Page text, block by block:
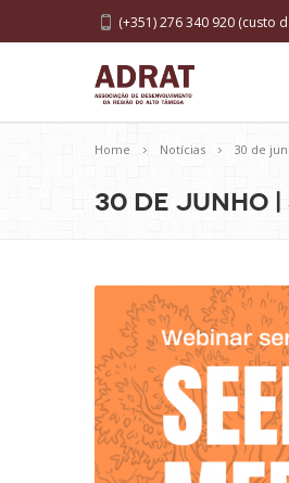
(+351) 276 340 920 (custo
Home Notícias 30 de
30 de junho